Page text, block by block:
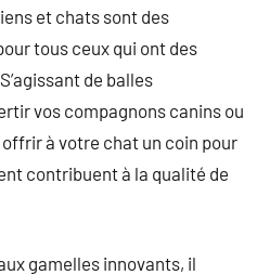
et chats sont des
tous ceux qui ont des
de balles
vos compagnons canins ou
à votre chat un coin pour
contribuent à la qualité de
gamelles innovants, il